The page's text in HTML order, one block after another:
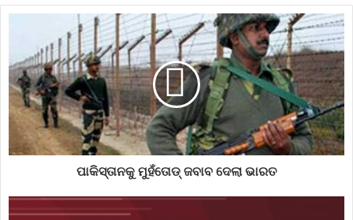
ପାକିସ୍ତାନକୁ ମୁହଁତୋଡ୍ ଜବାବ ଦେଲା ଭାରତ